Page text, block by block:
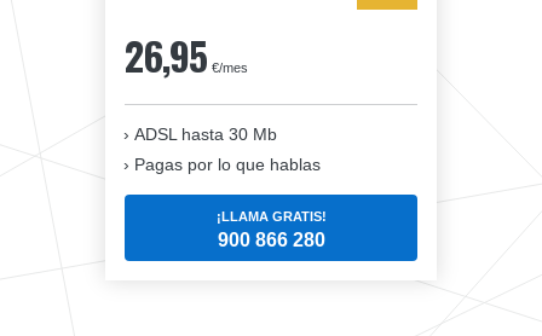
26,95 €/mes
ADSL hasta 30 Mb
Pagas por lo que hablas
¡LLAMA GRATIS!
900 866 280